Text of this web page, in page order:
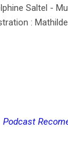
Saltel -
:
Podcast